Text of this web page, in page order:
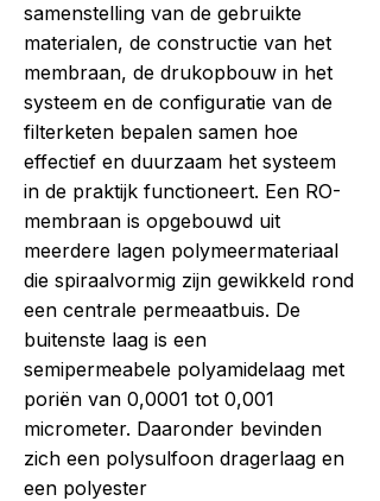
samenstelling van de gebruikte
materialen, de constructie van het
membraan, de drukopbouw in het
systeem en de configuratie van de
filterketen bepalen samen hoe
effectief en duurzaam het systeem
in de praktijk functioneert. Een RO-
membraan is opgebouwd uit
meerdere lagen polymeermateriaal
die spiraalvormig zijn gewikkeld rond
een centrale permeaatbuis. De
buitenste laag is een
semipermeabele polyamidelaag met
poriën van 0,0001 tot 0,001
micrometer. Daaronder bevinden
zich een polysulfoon dragerlaag en
een polyester